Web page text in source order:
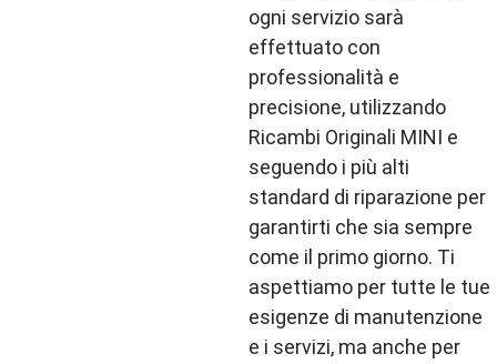
ogni servizio sarà
effettuato con
professionalità e
precisione, utilizzando
Ricambi Originali MINI e
seguendo i più alti
standard di riparazione per
garantirti che sia sempre
come il primo giorno. Ti
aspettiamo per tutte le tue
esigenze di manutenzione
e i servizi, ma anche per